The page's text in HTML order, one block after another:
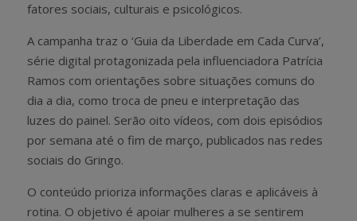
fatores sociais, culturais e psicológicos.
A campanha traz o ‘Guia da Liberdade em Cada Curva’,
série digital protagonizada pela influenciadora Patrícia
Ramos com orientações sobre situações comuns do
dia a dia, como troca de pneu e interpretação das
luzes do painel. Serão oito vídeos, com dois episódios
por semana até o fim de março, publicados nas redes
sociais do Gringo.
O conteúdo prioriza informações claras e aplicáveis à
rotina. O objetivo é apoiar mulheres a se sentirem